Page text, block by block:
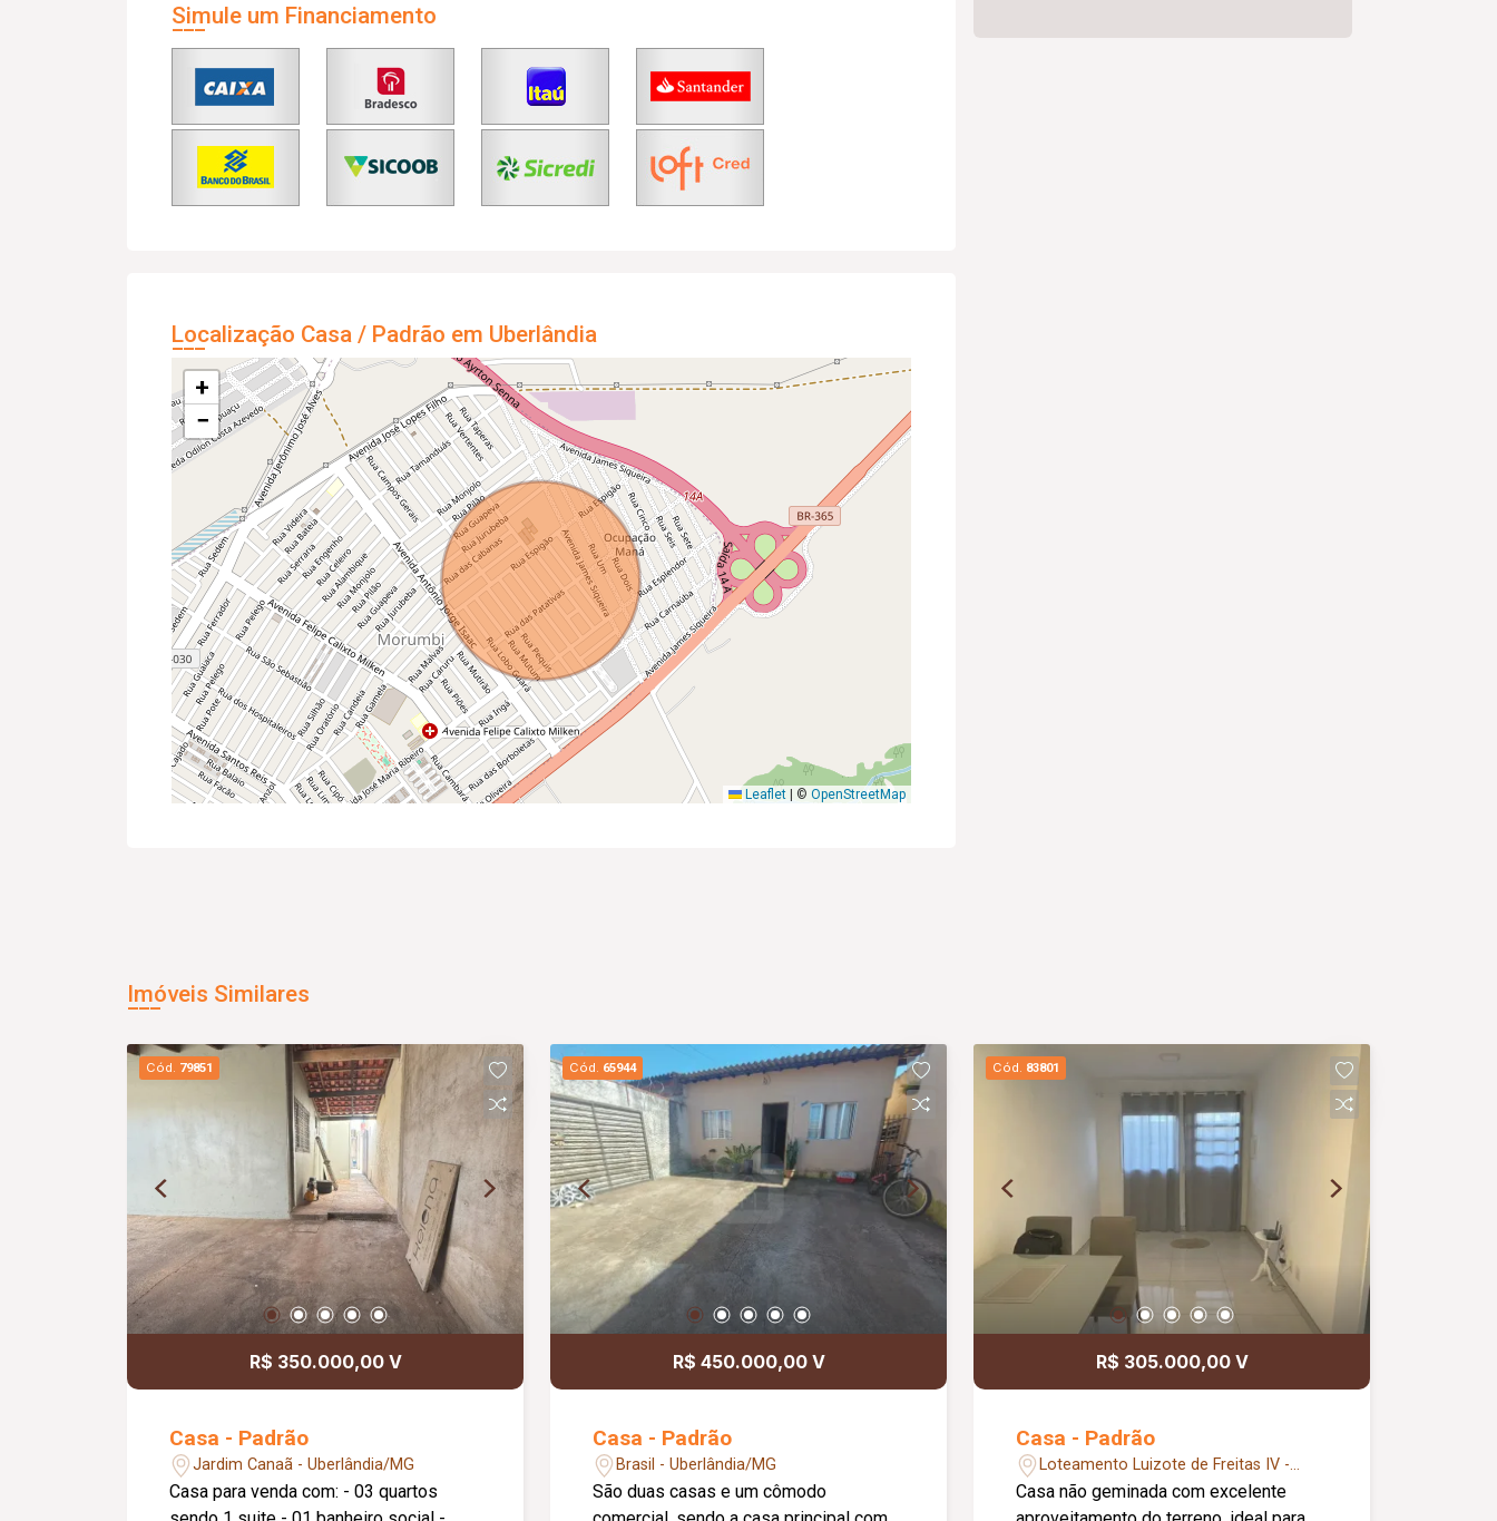
Simule um Financiamento
Localização Casa / Padrão em Uberlândia
+
−
Leaflet | © OpenStreetMap
Imóveis Similares
Cód. 79851
R$ 350.000,00 V
Casa - Padrão
Jardim Canaã - Uberlândia/MG
Casa para venda com: - 03 quartos
Cód. 65944
R$ 450.000,00 V
Casa - Padrão
Brasil - Uberlândia/MG
São duas casas e um cômodo
Cód. 83801
R$ 305.000,00 V
Casa - Padrão
Loteamento Luizote de Freitas IV -
Uberlândia/MG
Casa não geminada com excelente